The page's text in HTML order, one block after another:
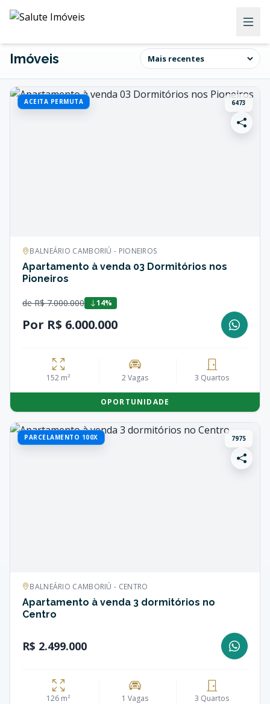
Imóveis
ACEITA PERMUTA 6473
BALNEÁRIO CAMBORIÚ - PIONEIROS
Apartamento à venda 03 Dormitórios nos
Pioneiros
de R$ 7.000.000 14%
Por R$ 6.000.000
152 m² 2 Vagas 3 Quartos
OPORTUNIDADE
PARCELAMENTO 100X 7975
BALNEÁRIO CAMBORIÚ - CENTRO
Apartamento à venda 3 dormitórios no
Centro
R$ 2.499.000
126 m² 1 Vagas 3 Quartos